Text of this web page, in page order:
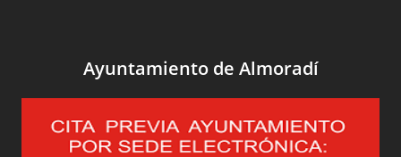
Ayuntamiento de Almoradí